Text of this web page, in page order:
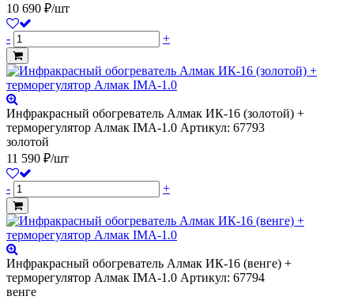
10 690 ₽/шт
- +
Инфракрасный обогреватель Алмак ИК-16 (золотой) +
терморегулятор Алмак IMA-1.0 Артикул: 67793
золотой
11 590 ₽/шт
- +
Инфракрасный обогреватель Алмак ИК-16 (венге) +
терморегулятор Алмак IMA-1.0 Артикул: 67794
венге